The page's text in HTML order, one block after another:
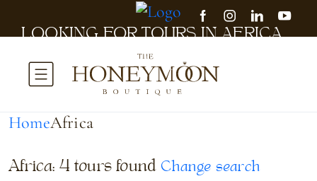
LOOKING FOR TOURS IN AFRICA...
it will take a couple of seconds
HomeAfrica
Africa: 4 tours found Change search